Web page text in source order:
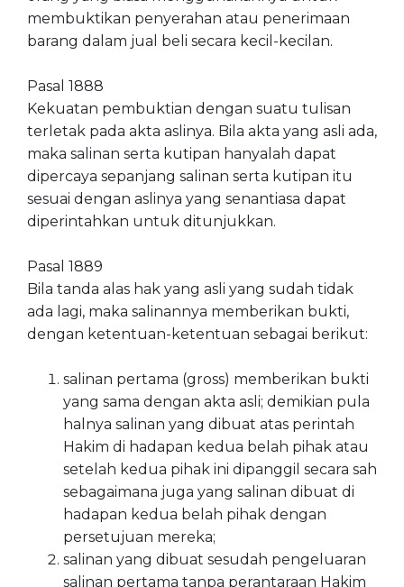
membuktikan penyerahan atau penerimaan
barang dalam jual beli secara kecil-kecilan.
Pasal 1888
Kekuatan pembuktian dengan suatu tulisan
terletak pada akta aslinya. Bila akta yang asli ada,
maka salinan serta kutipan hanyalah dapat
dipercaya sepanjang salinan serta kutipan itu
sesuai dengan aslinya yang senantiasa dapat
diperintahkan untuk ditunjukkan.
Pasal 1889
Bila tanda alas hak yang asli yang sudah tidak
ada lagi, maka salinannya memberikan bukti,
dengan ketentuan-ketentuan sebagai berikut:
salinan pertama (gross) memberikan bukti
yang sama dengan akta asli; demikian pula
halnya salinan yang dibuat atas perintah
Hakim di hadapan kedua belah pihak atau
setelah kedua pihak ini dipanggil secara sah
sebagaimana juga yang salinan dibuat di
hadapan kedua belah pihak dengan
persetujuan mereka;
salinan yang dibuat sesudah pengeluaran
salinan pertama tanpa perantaraan Hakim